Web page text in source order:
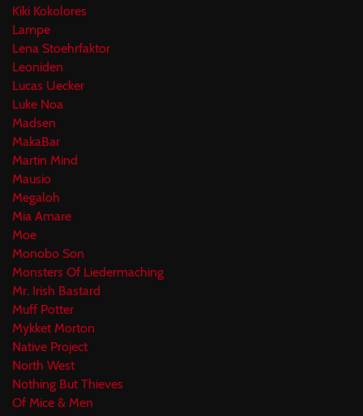
Kiki Kokolores
Lampe
Lena Stoehrfaktor
Leoniden
Lucas Uecker
Luke Noa
Madsen
MakaBar
Martin Mind
Mausio
Megaloh
Mia Amare
Moe
Monobo Son
Monsters Of Liedermaching
Mr. Irish Bastard
Muff Potter
Mykket Morton
Native Project
North West
Nothing But Thieves
Of Mice & Men